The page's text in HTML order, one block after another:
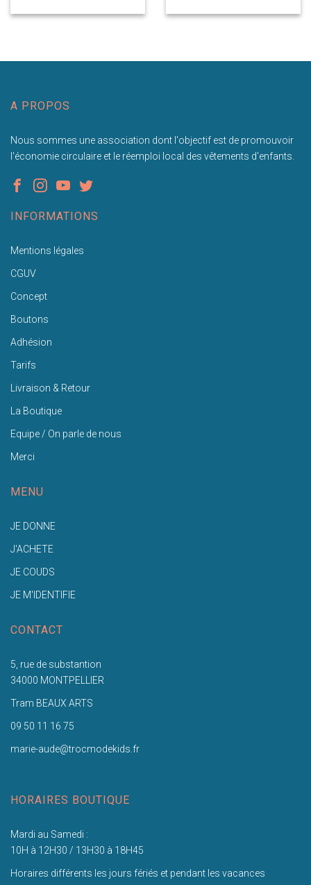
A PROPOS
Nous sommes une association dont l'objectif est de promouvoir
l'économie circulaire et le réemploi local des vêtements d'enfants.
INFORMATIONS
Mentions légales
CGUV
Concept
Boutons
Adhésion
Tarifs
Livraison & Retour
La Boutique
Equipe / On parle de nous
Merci
MENU
JE DONNE
J'ACHETE
JE COUDS
JE M'IDENTIFIE
CONTACT
5, rue de substantion
34000 MONTPELLIER
Tram BEAUX ARTS
09 50 11 16 75
marie-aude@trocmodekids.fr
HORAIRES BOUTIQUE
Mardi au Samedi :
10H à 12H30 / 13H30 à 18H45
Horaires différents les jours fériés et pendant les vacances